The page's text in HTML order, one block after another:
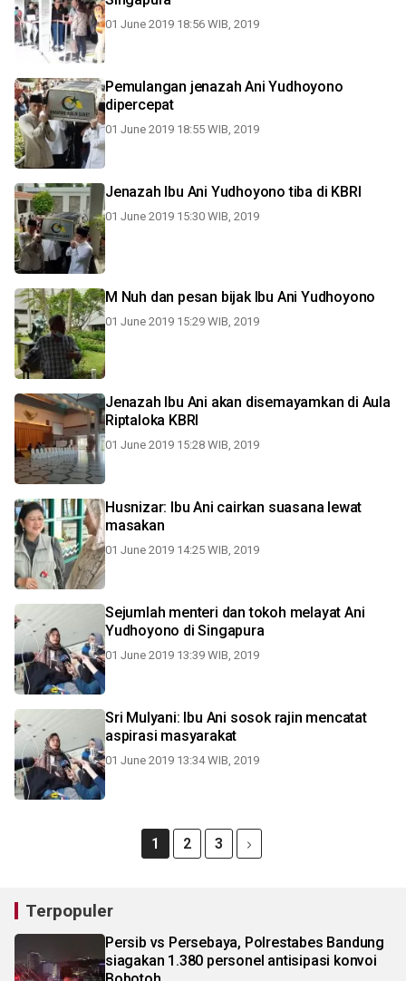
01 June 2019 18:56 WIB, 2019
Pemulangan jenazah Ani Yudhoyono
dipercepat
01 June 2019 18:55 WIB, 2019
Jenazah Ibu Ani Yudhoyono tiba di KBRI
01 June 2019 15:30 WIB, 2019
M Nuh dan pesan bijak Ibu Ani Yudhoyono
01 June 2019 15:29 WIB, 2019
Jenazah Ibu Ani akan disemayamkan di Aula
Riptaloka KBRI
01 June 2019 15:28 WIB, 2019
Husnizar: Ibu Ani cairkan suasana lewat
masakan
01 June 2019 14:25 WIB, 2019
Sejumlah menteri dan tokoh melayat Ani
Yudhoyono di Singapura
01 June 2019 13:39 WIB, 2019
Sri Mulyani: Ibu Ani sosok rajin mencatat
aspirasi masyarakat
01 June 2019 13:34 WIB, 2019
1 2 3
Terpopuler
Persib vs Persebaya, Polrestabes Bandung
siagakan 1.380 personel antisipasi konvoi